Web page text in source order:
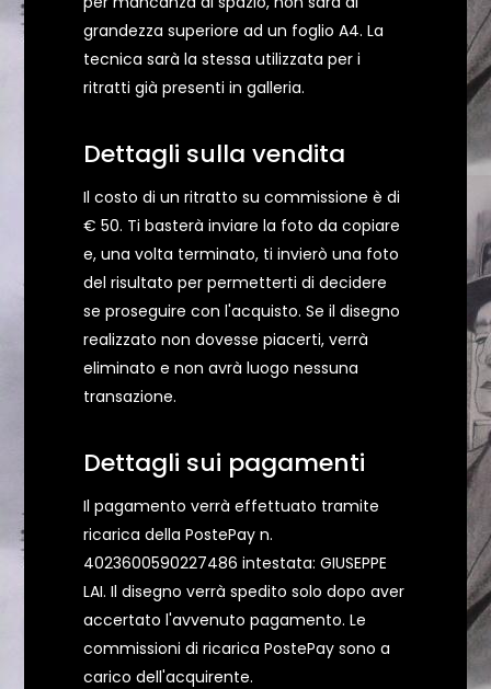
grandezza superiore ad un foglio A4. La
tecnica sarà la stessa utilizzata per i
ritratti già presenti in galleria.
Dettagli sulla vendita
Il costo di un ritratto su commissione è di
€ 50. Ti basterà inviare la foto da copiare
e, una volta terminato, ti invierò una foto
del risultato per permetterti di decidere
se proseguire con l'acquisto. Se il disegno
realizzato non dovesse piacerti, verrà
eliminato e non avrà luogo nessuna
transazione.
Dettagli sui pagamenti
Il pagamento verrà effettuato tramite
ricarica della PostePay n.
4023600590227486 intestata: GIUSEPPE
LAI. Il disegno verrà spedito solo dopo aver
accertato l'avvenuto pagamento. Le
commissioni di ricarica PostePay sono a
carico dell'acquirente.